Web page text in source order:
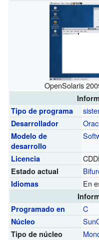
OpenSolaris
Tipo de programa
Desarrollador
Modelo de
desarrollo
Licencia
Estado actual
Idiomas En
Programado en
C
Núcleo
Tipo de núcleo